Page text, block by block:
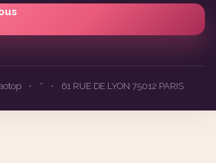
• '' • 61 RUE DE LYON 75012 PARIS